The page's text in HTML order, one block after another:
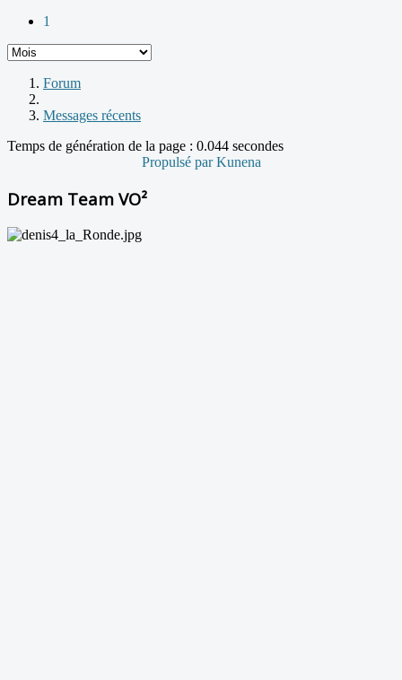
1
Forum
Messages récents
Temps de génération de la page : 0.044 secondes
Propulsé parKunena
Dream Team VO²